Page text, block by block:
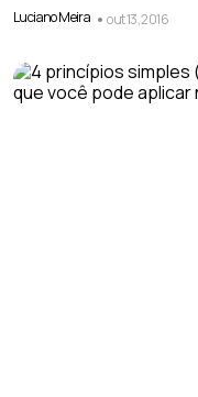
Luciano Meira out 13, 2016